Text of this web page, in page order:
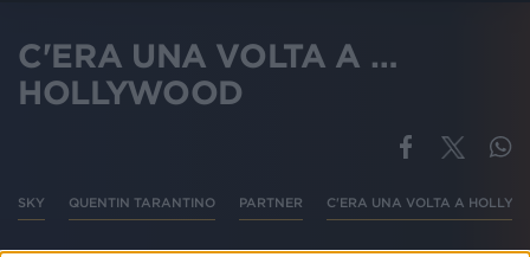
C'ERA UNA VOLTA A …
HOLLYWOOD
SKY QUENTIN TARANTINO PARTNER C'ERA UNA VOLTA A